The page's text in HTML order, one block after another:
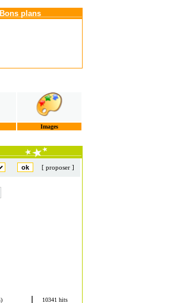
Bons plans
Images
[ proposer ]